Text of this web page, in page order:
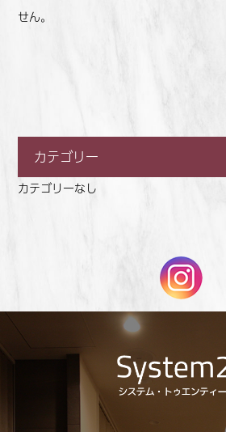
せん。
カテゴリー
カテゴリーなし